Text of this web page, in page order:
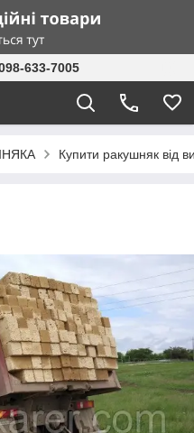
633-7005
Купити ракушняк від